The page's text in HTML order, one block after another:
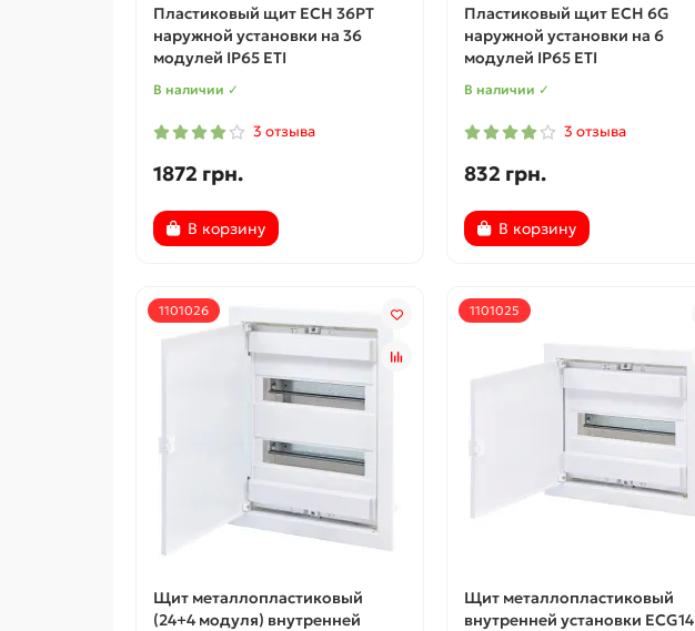
Пластиковый щит ECH 36PT
наружной установки на 36
модулей IP65 ETI
В наличии ✓
3 отзыва
1872 грн.
В корзину
Пластиковый щит ECH 6G
наружной установки на 6
модулей IP65 ETI
В наличии ✓
3 отзыва
832 грн.
В корзину
1101026
Щит металлопластиковый
(24+4 модуля) внутренней
1101025
Щит металлопластиковый
внутренней установки ECG14